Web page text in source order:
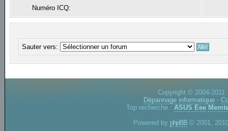
Numéro ICQ:
Sauter vers:
Copyright © 2004-
Dépannage informatique -
Top recherche : ASUS Eee
Powered by phpBB © 2001,